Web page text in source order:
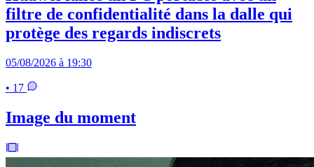
filtre de confidentialité dans la dalle qui
protège des regards indiscrets
05/08/2026 à 19:30
• 17
Image du moment